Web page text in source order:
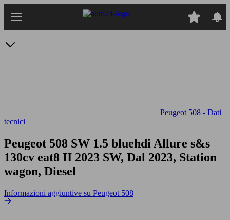
Peugeot 508 - Dati
tecnici
Peugeot 508 SW 1.5 bluehdi Allure s&s
130cv eat8 II 2023 SW, Dal 2023, Station
wagon, Diesel
Informazioni aggiuntive su Peugeot 508